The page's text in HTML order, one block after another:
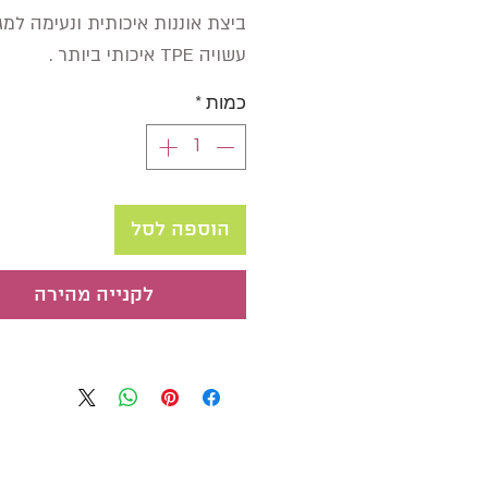
ביצת אוננות איכותית ונעימה
עשויה TPE איכותי ביותר .
כמות *
הוספה לסל
לקנייה מהירה